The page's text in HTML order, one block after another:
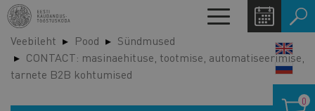
Liigu
edasi
põhisisu
juurde
Toggle
navigation
Veebileht Pood
Sündmused
CONTACT: masinaehituse, tootmise, automatiseerimise,
tarnete B2B kohtumised
0